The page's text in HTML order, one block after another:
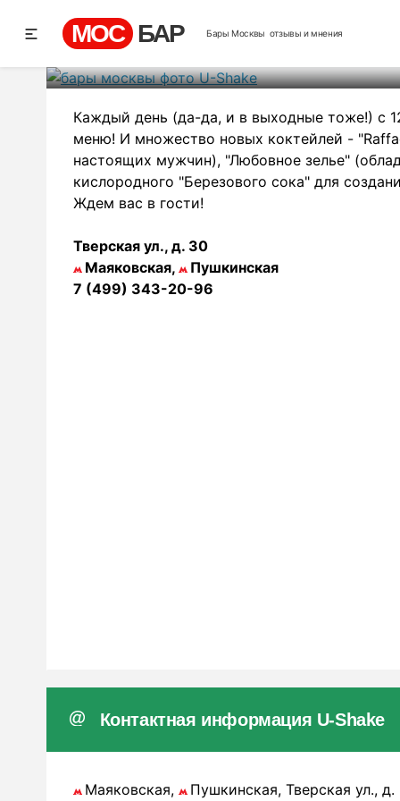
МОС БАР Бары Москвы отзывы и мнения
Каждый день (да-да, и в выходные тоже!) с
меню! И множество новых коктейлей -
настоящих мужчин), "Любовное зелье"
кислородного "Березового сока" для
Ждем вас в гости!
Тверская ул., д. 30
Маяковская,
Пушкинская
7 (499) 343-20-96
Контактная информация U-Shake
Маяковская, Пушкинская, Тверская ул.,